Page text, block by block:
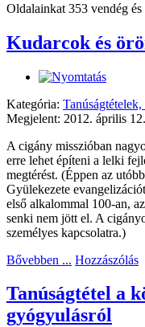
Oldalainkat 353 vendég és
Kudarcok és
Kategória:
Megjelent: 2012. április
A cigány misszióban
erre lehet építeni a lelki
megtérést. (Éppen az
Gyülekezete
első alkalommal 100-an,
senki nem jött el. A
személyes kapcsolatra.)
Bővebben ... Hozzászólás
Tanúságtétel a
gyógyulásról